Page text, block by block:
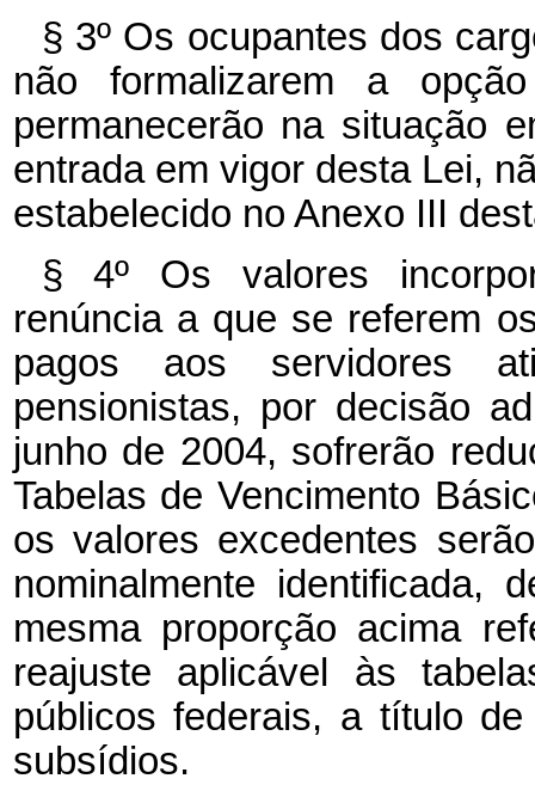
§ 3º Os ocupantes dos
não formalizarem a
permanecerão na situação
entrada em vigor desta Lei,
estabelecido no Anexo III
§ 4º Os valores
renúncia a que se referem
pagos aos servidores
pensionistas, por decisão
junho de 2004, sofrerão
Tabelas de Vencimento
os valores excedentes
nominalmente identificada,
mesma proporção acima
reajuste aplicável às
públicos federais, a título
subsídios.